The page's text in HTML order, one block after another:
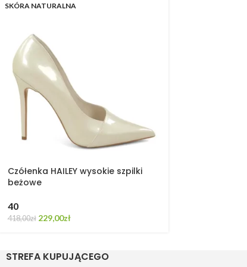
SKÓRA NATURALNA
Czółenka HAILEY wysokie szpilki
beżowe
40
418,00zł 229,00zł
STREFA KUPUJĄCEGO